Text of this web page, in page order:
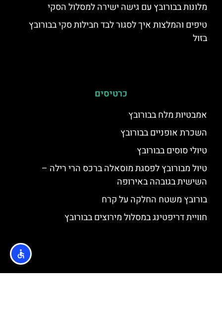
מלונות בבורובץ עם גישה ישירה למסלול הסקי
טיפים והמלצות איך לסגור לבד חבילות סקי בבורובץ
בזול
כרטיסים
אמבטיות מלח בבורובץ
השכרת אופניים בבורובץ
טיולי סוסים בבורובץ
טיול מבורובץ לפסגת מוסאלה ברכס הרי רילה –
השישית בגובהה באירופה
בורובץ משטח החלקה על קרח
חוויית דריפטינג במסלול מירוצים בבורובץ